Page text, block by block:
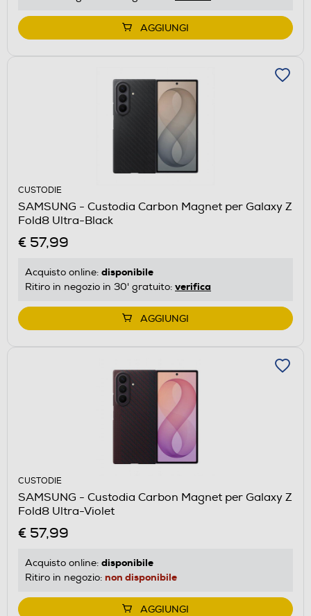
AGGIUNGI
CUSTODIE
SAMSUNG - Custodia Carbon Magnet per Galaxy Z
Fold8 Ultra-Black
€ 57,99
Acquisto online: disponibile
Ritiro in negozio in 30' gratuito: verifica
AGGIUNGI
CUSTODIE
SAMSUNG - Custodia Carbon Magnet per Galaxy Z
Fold8 Ultra-Violet
€ 57,99
Acquisto online: disponibile
Ritiro in negozio: non disponibile
AGGIUNGI